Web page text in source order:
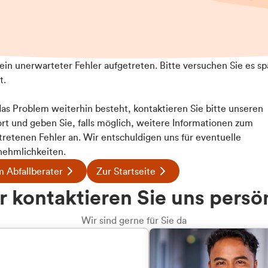
Details
Inhalte und Anzeigen zu personalisieren, Funktionen für
auf unsere Website zu analysieren. Außerdem geben wir
an unsere Partner für soziale Medien, Werbung und
möglicherweise mit weiteren Daten zusammen,
Ihrer Nutzung der Dienste gesammelt haben.
ein unerwarteter Fehler aufgetreten. Bitte versuchen Sie es
Problem weiterhin besteht, kontaktieren Sie bitte unseren
und geben Sie, falls möglich, weitere Informationen zum
Fehler an. Wir entschuldigen uns für eventuelle
Abfallberater Zur Startseite
kontaktieren Sie uns
Wir sind gerne für Sie da